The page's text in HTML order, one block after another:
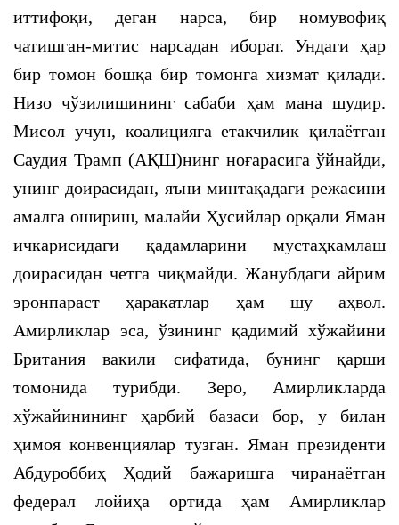
иттифоқи, деган нарса, бир номувофиқ
чатишган-митис нарсадан иборат. Ундаги ҳар
бир томон бошқа бир томонга хизмат қилади.
Низо чўзилишининг сабаби ҳам мана шудир.
Мисол учун, коалицияга етакчилик қилаётган
Саудия Трамп (АҚШ)нинг ноғарасига ўйнайди,
унинг доирасидан, яъни минтақадаги режасини
амалга ошириш, малайи Ҳусийлар орқали Яман
ичкарисидаги қадамларини мустаҳкамлаш
доирасидан четга чиқмайди. Жанубдаги айрим
эронпараст ҳаракатлар ҳам шу аҳвол.
Амирликлар эса, ўзининг қадимий хўжайини
Британия вакили сифатида, бунинг қарши
томонида турибди. Зеро, Амирликларда
хўжайинининг ҳарбий базаси бор, у билан
ҳимоя конвенциялар тузган. Яман президенти
Абдуроббиҳ Ҳодий бажаришга чиранаётган
федерал лойиҳа ортида ҳам Амирликлар